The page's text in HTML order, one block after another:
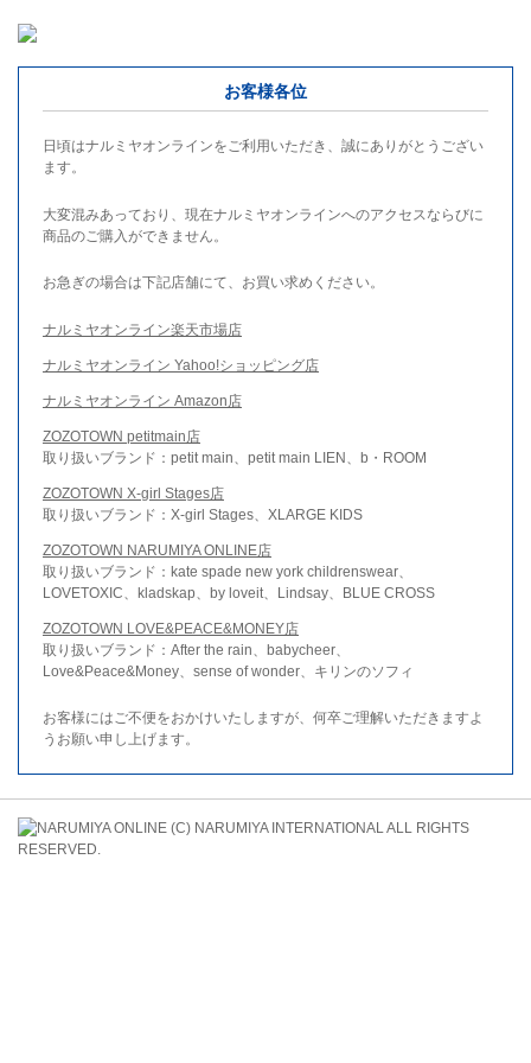
お客様各位
日頃はナルミヤオンラインをご利用いただき、誠にありがとうござい
ます。
大変混みあっており、現在ナルミヤオンラインへのアクセスならびに
商品のご購入ができません。
お急ぎの場合は下記店舗にて、お買い求めください。
ナルミヤオンライン楽天市場店
ナルミヤオンライン Yahoo!ショッピング店
ナルミヤオンライン Amazon店
ZOZOTOWN petitmain店
取り扱いブランド：petit main、petit main LIEN、b・ROOM
ZOZOTOWN X-girl Stages店
取り扱いブランド：X-girl Stages、XLARGE KIDS
ZOZOTOWN NARUMIYA ONLINE店
取り扱いブランド：kate spade new york childrenswear、
LOVETOXIC、kladskap、by loveit、Lindsay、BLUE CROSS
ZOZOTOWN LOVE&PEACE&MONEY店
取り扱いブランド：After the rain、babycheer、
Love&Peace&Money、sense of wonder、キリンのソフィ
お客様にはご不便をおかけいたしますが、何卒ご理解いただきますよ
うお願い申し上げます。